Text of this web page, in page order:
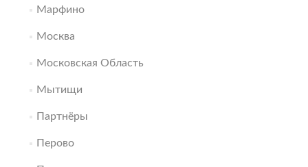
Марфино
Москва
Московская Область
Мытищи
Партнёры
Перово